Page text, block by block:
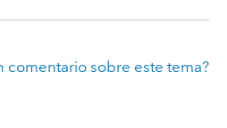
comentario sobre este tema?